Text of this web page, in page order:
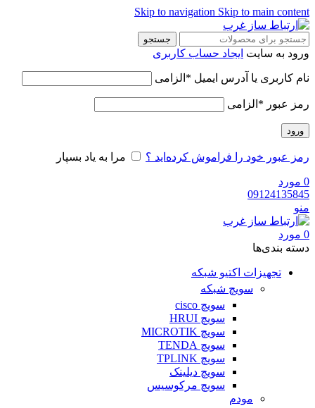
Skip to navigation Skip to main content
جستجو
ورود به سایت ایجاد حساب کاربری
نام کاربری یا آدرس ایمیل * الزامی
رمز عبور * الزامی
ورود
رمز عبور خود را فراموش کرده‌اید ؟ مرا به یاد بسپار
0 مورد
09124135845
منو
0 مورد
دسته‌ بندی‌ها
تجهیزات اکتیو شبکه
سویچ شبکه
سویچ cisco
سویچ HRUI
سویچ MICROTIK
سویچ TENDA
سویچ TPLINK
سویچ دیلینک
سویچ مرکوسیس
مودم